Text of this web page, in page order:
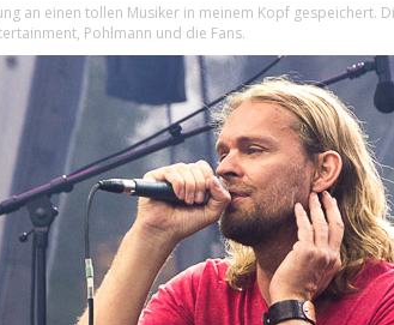
an einen tollen Musiker in meinem Kopf gespeichert.
Pohlmann und die Fans.